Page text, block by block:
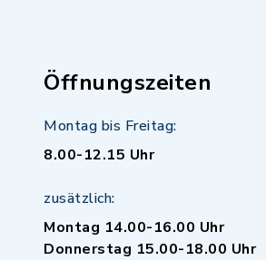
Öffnungszeiten
Montag bis Freitag:
8.00-12.15 Uhr
zusätzlich:
Montag 14.00-16.00 Uhr
Donnerstag 15.00-18.00 Uhr